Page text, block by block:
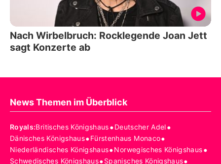
Nach Wirbelbruch: Rocklegende Joan Jett
sagt Konzerte ab
News Themen im Überblick
Royals:Britisches Königshaus•Deutscher Adel•
Dänisches Königshaus•Fürstenhaus Monaco•
Niederländisches Königshaus•Norwegisches Königshaus•
Schwedisches Königshaus•Spanisches Königshaus•